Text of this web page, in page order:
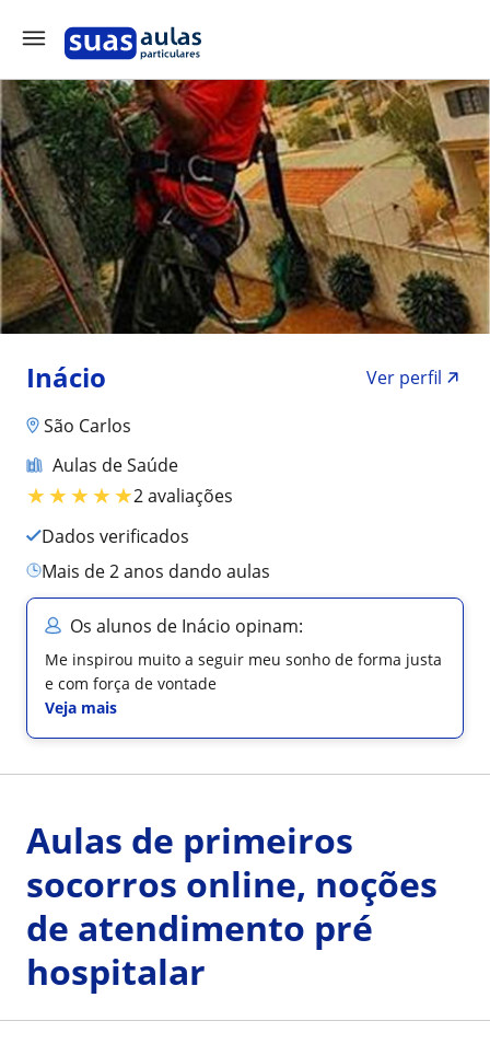
Inácio
Ver perfil
São Carlos
Aulas de Saúde
★★★★★2 avaliações
Dados verificados
mais de 2 anos dando aulas
Os alunos de Inácio opinam:
Me inspirou muito a seguir meu sonho de forma justa
e com força de vontade
Veja mais
Aulas de primeiros
socorros online, noções
de atendimento pré
hospitalar